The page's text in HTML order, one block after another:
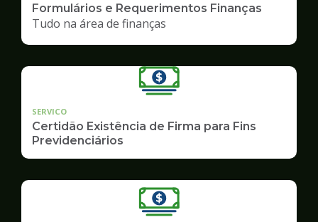
Formulários e Requerimentos Finanças
Tudo na área de finanças
SERVICO
Certidão Existência de Firma para Fins
Previdenciários